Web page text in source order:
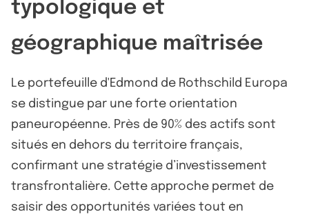
typologique et
géographique maîtrisée
Le portefeuille d'Edmond de Rothschild Europa
se distingue par une forte orientation
paneuropéenne. Près de 90% des actifs sont
situés en dehors du territoire français,
confirmant une stratégie d’investissement
transfrontalière. Cette approche permet de
saisir des opportunités variées tout en